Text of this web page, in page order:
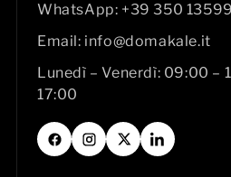
WhatsApp: +39 350
Email: info@domakale.it
Lunedì – Venerdì: 09:00 –
17:00